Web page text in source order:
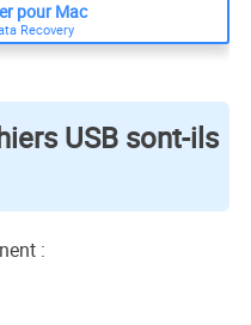
pour Mac
Recovery
USB sont-ils
: